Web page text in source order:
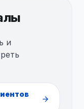
и
arrow_forward